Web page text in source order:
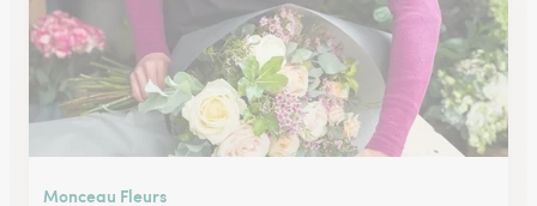
Monceau Fleurs